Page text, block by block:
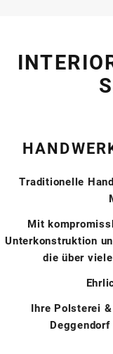
Traditionelle
Mit
Unterkonstruktion
die über
Ihre Polsterei